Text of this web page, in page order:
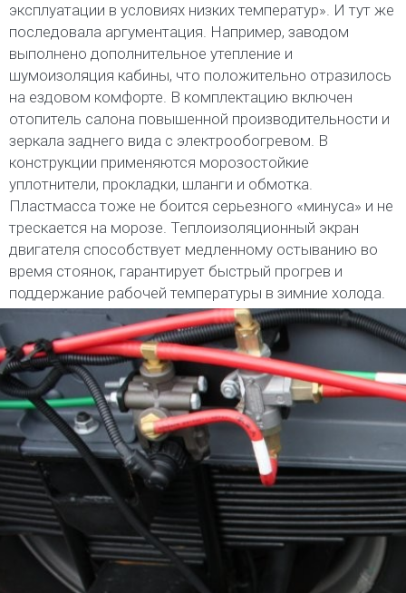
эксплуатации в условиях низких температур». И тут же
последовала аргументация. Например, заводом
выполнено дополнительное утепление и
шумоизоляция кабины, что положительно отразилось
на ездовом комфорте. В комплектацию включен
отопитель салона повышенной производительности и
зеркала заднего вида с электрообогревом. В
конструкции применяются морозостойкие
уплотнители, прокладки, шланги и обмотка.
Пластмасса тоже не боится серьезного «минуса» и не
трескается на морозе. Теплоизоляционный экран
двигателя способствует медленному остыванию во
время стоянок, гарантирует быстрый прогрев и
поддержание рабочей температуры в зимние холода.